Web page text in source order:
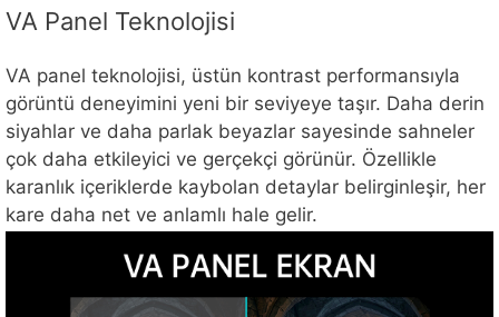
VA Panel Teknolojisi
VA panel teknolojisi, üstün kontrast performansıyla
görüntü deneyimini yeni bir seviyeye taşır. Daha derin
siyahlar ve daha parlak beyazlar sayesinde sahneler
çok daha etkileyici ve gerçekçi görünür. Özellikle
karanlık içeriklerde kaybolan detaylar belirginleşir, her
kare daha net ve anlamlı hale gelir.